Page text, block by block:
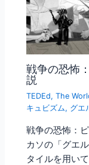
戦争の恐怖
説
TEDEd,The
キュビズム, グエ
戦争の恐怖：
カソの「グエ
タイルを用い